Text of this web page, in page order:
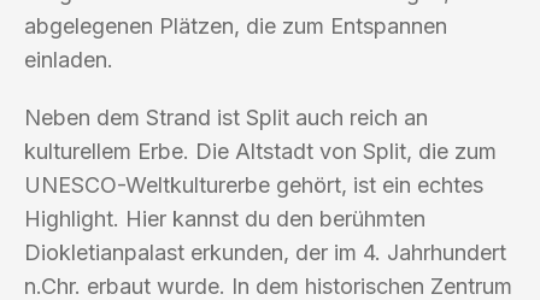
abgelegenen Plätzen, die zum Entspannen
einladen.
Neben dem Strand ist Split auch reich an
kulturellem Erbe. Die Altstadt von Split, die zum
UNESCO-Weltkulturerbe gehört, ist ein echtes
Highlight. Hier kannst du den berühmten
Diokletianpalast erkunden, der im 4. Jahrhundert
n.Chr. erbaut wurde. In dem historischen Zentrum